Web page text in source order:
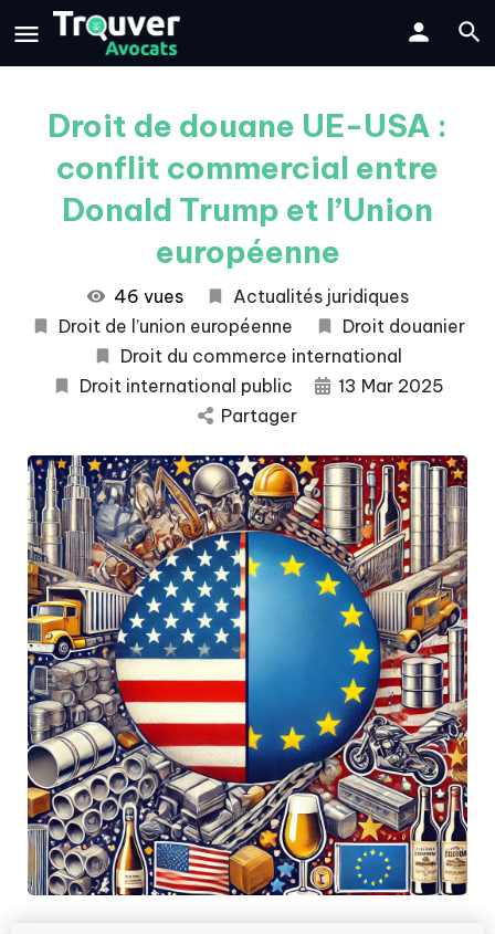
Droit de douane UE-USA :
conflit commercial entre
Donald Trump et l’Union
européenne
46 vues
Actualités juridiques
Droit de l’union européenne
Droit douanier
Droit du commerce international
Droit international public
13 Mar 2025
Partager